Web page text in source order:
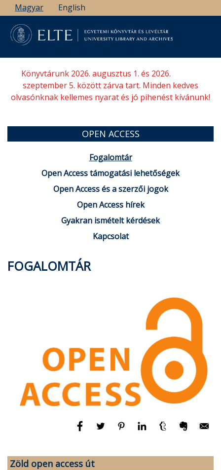
Ugrás
a
tartalomra
Magyar English
Könyvtárunk 2026. augusztus 1. és 2026.
szeptember 5. között zárva tart. Minden kedves
olvasónknak kellemes nyarat és jó pihenést kívánunk!
OPEN ACCESS
Fogalomtár
Open Access támogatási lehetőségek
Open Access és a szerzői jogok
Open Access hírek
Gyakran ismételt kérdések
Kapcsolat
FOGALOMTÁR
Zöld open access út